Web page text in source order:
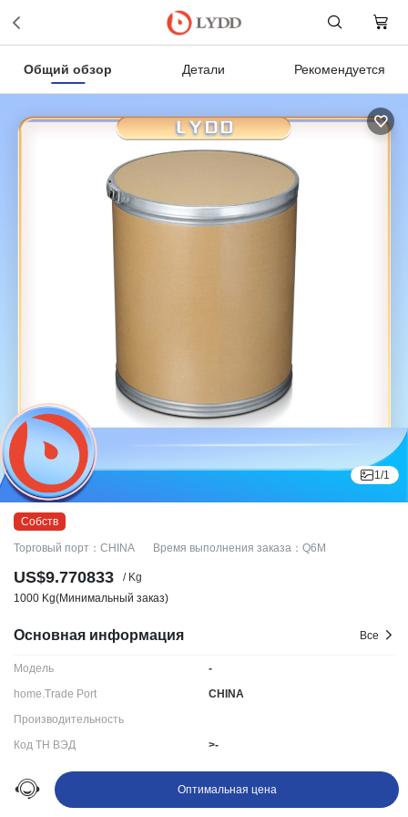
Общий обзор Детали Рекомендуется
1/1
Торговый порт：CHINA Время выполнения заказа：Q6M
US$9.770833
/ Kg
1000 Kg(Минимальный заказ)
Основная информация Все
Модель
-
home.Trade Port
CHINA
Производительность
Код ТН ВЭД
>-
Срок поставки:
Q6M
Оптимальная цена